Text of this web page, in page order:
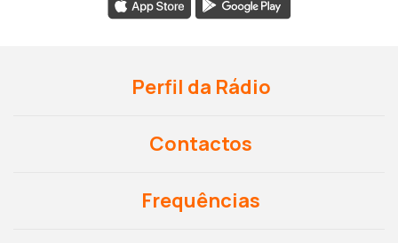
Perfil da Rádio
Contactos
Frequências